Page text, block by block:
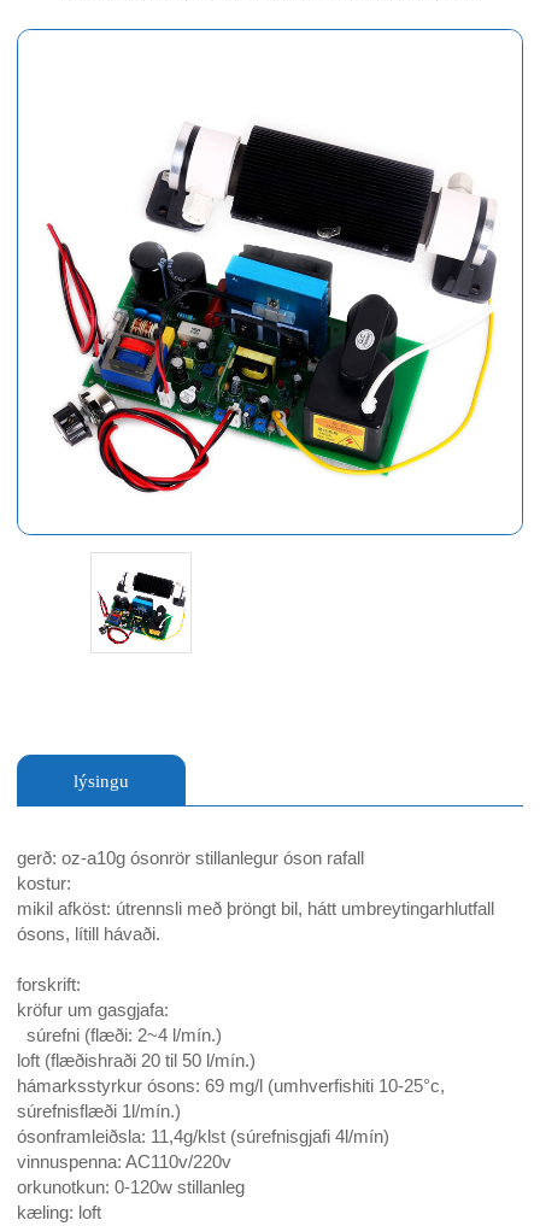
lýsingu
gerð: oz-a10g ósonrör stillanlegur óson rafall
kostur:
mikil afköst: útrennsli með þröngt bil, hátt umbreytingarhlutfall
ósons, lítill hávaði.
forskrift:
kröfur um gasgjafa:
súrefni (flæði: 2~4 l/mín.)
loft (flæðishraði 20 til 50 l/mín.)
hámarksstyrkur ósons: 69 mg/l (umhverfishiti 10-25°c,
súrefnisflæði 1l/mín.)
ósonframleiðsla: 11,4g/klst (súrefnisgjafi 4l/mín)
vinnuspenna: AC110v/220v
orkunotkun: 0-120w stillanleg
kæling: loft